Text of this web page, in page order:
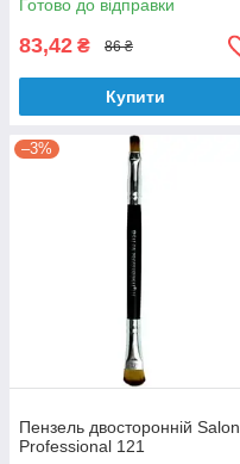
Готово до відправки
83,42 ₴ 86 ₴
Купити
–3%
Пензель двосторонній Salon
Professional 121